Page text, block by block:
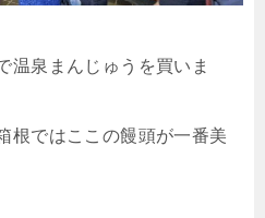
温泉まんじゅうを買いま
根ではここの饅頭が一番美